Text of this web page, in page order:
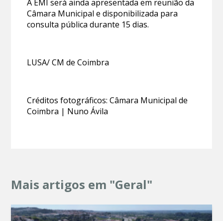
A EMI será ainda apresentada em reunião da
Câmara Municipal e disponibilizada para
consulta pública durante 15 dias.
LUSA/ CM de Coimbra
Créditos fotográficos: Câmara Municipal de
Coimbra | Nuno Ávila
Mais artigos em "Geral"